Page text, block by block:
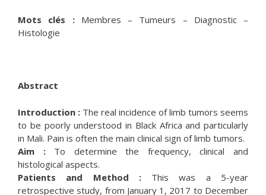
Mots clés :Membres – Tumeurs – Diagnostic –
Histologie
Abstract
Introduction : The real incidence of limb tumors seems
to be poorly understood in Black Africa and particularly
in Mali. Pain is often the main clinical sign of limb tumors.
Aim :To determine the frequency, clinical and
histological aspects.
Patients and Method :This was a 5-year
retrospective study, from January 1, 2017 to December